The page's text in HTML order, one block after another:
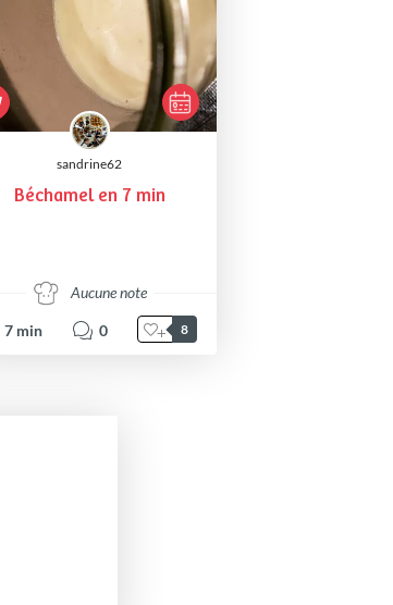
sandrine62
Béchamel en 7 min
Aucune note
7 min 0 8